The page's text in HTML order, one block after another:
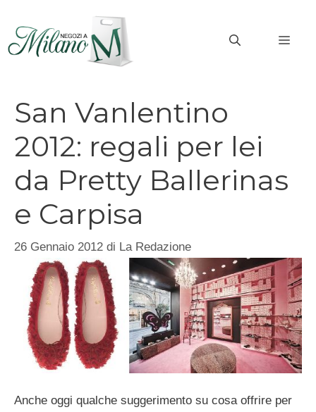
contenuto
San Vanlentino
2012: regali per lei
da Pretty Ballerinas
e Carpisa
26 Gennaio 2012 di La Redazione
Anche oggi qualche suggerimento su cosa offrire per